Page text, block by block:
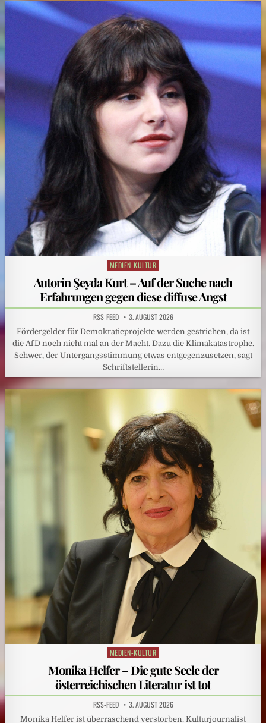
Posted
in
MEDIEN-KULTUR
Autorin Şeyda Kurt – Auf der Suche nach
Erfahrungen gegen diese diffuse Angst
RSS-FEED 3. AUGUST 2026
Fördergelder für Demokratieprojekte werden gestrichen, da ist
die AfD noch nicht mal an der Macht. Dazu die Klimakatastrophe.
Schwer, der Untergangsstimmung etwas entgegenzusetzen, sagt
Schriftstellerin…
Posted
in
MEDIEN-KULTUR
Monika Helfer – Die gute Seele der
österreichischen Literatur ist tot
RSS-FEED 3. AUGUST 2026
Monika Helfer ist überraschend verstorben. Kulturjournalist